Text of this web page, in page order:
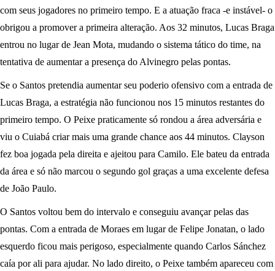
com seus jogadores no primeiro tempo. E a atuação fraca -e instável- o
obrigou a promover a primeira alteração. Aos 32 minutos, Lucas Braga
entrou no lugar de Jean Mota, mudando o sistema tático do time, na
tentativa de aumentar a presença do Alvinegro pelas pontas.
Se o Santos pretendia aumentar seu poderio ofensivo com a entrada de
Lucas Braga, a estratégia não funcionou nos 15 minutos restantes do
primeiro tempo. O Peixe praticamente só rondou a área adversária e
viu o Cuiabá criar mais uma grande chance aos 44 minutos. Clayson
fez boa jogada pela direita e ajeitou para Camilo. Ele bateu da entrada
da área e só não marcou o segundo gol graças a uma excelente defesa
de João Paulo.
O Santos voltou bem do intervalo e conseguiu avançar pelas das
pontas. Com a entrada de Moraes em lugar de Felipe Jonatan, o lado
esquerdo ficou mais perigoso, especialmente quando Carlos Sánchez
caía por ali para ajudar. No lado direito, o Peixe também apareceu com